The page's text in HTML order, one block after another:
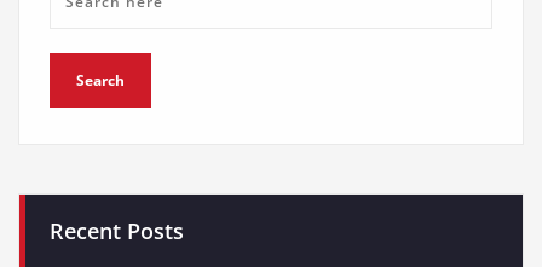
Recent Posts